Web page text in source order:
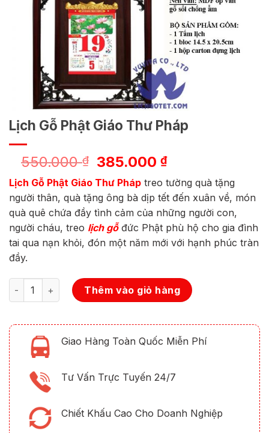
Lịch Gỗ Phật Giáo Thư Pháp
550.000₫
Giá
gốc
là:
550.000 ₫.
385.000₫Giá
hiện
tại
là:
385.000 ₫.
Lịch Gỗ Phật Giáo Thư Pháp treo tường quà tặng
người thân, quà tặng ông bà dịp tết đến xuân về, món
quà quê chứa đầy tình cảm của những người con,
người cháu, treo lịch gỗđức Phật phù hộ cho gia đình
tai qua nạn khỏi, đón một năm mới với hạnh phúc tràn
đầy.
Số lượng Thêm vào giỏ hàng
Giao Hàng Toàn Quốc Miễn Phí
Tư Vấn Trực Tuyến 24/7
Chiết Khấu Cao Cho Doanh Nghiệp